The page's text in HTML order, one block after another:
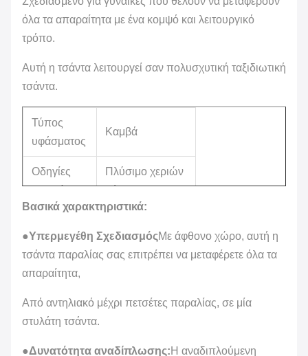
όλα τα απαραίτητα με ένα κομψό και λειτουργικό
τρόπο.
Αυτή η τσάντα λειτουργεί σαν πολυσχυτική ταξιδιωτική
τσάντα.
Τύπος
υφάσματος
Καμβά
Οδηγίες
φροντίδας
Πλύσιμο χεριών
μόνο
Χώρα
καταγωγής
Κίνα
Τύπος
κλεισίματος
φερμουάρ
Προσαρμοσμένο
Βασικά χαρακτηριστικά:
●Υπερμεγέθη ΣχεδιασμόςΜε άφθονο χώρο, αυτή η
τσάντα παραλίας σας επιτρέπει να μεταφέρετε όλα τα
απαραίτητα,
Από αντηλιακό μέχρι πετσέτες παραλίας, σε μία
στυλάτη τσάντα.
●Δυνατότητα αναδίπλωσης: Η αναδιπλούμενη